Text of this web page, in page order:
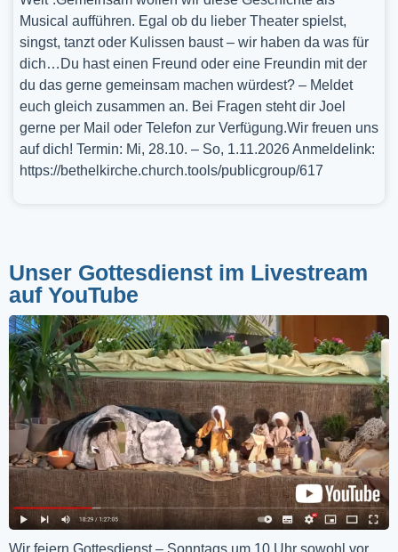
Musical aufführen. Egal ob du lieber Theater spielst,
singst, tanzt oder Kulissen baust – wir haben da was für
dich…Du hast einen Freund oder eine Freundin mit der
du das gerne gemeinsam machen würdest? – Meldet
euch gleich zusammen an. Bei Fragen steht dir Joel
gerne per Mail oder Telefon zur Verfügung.Wir freuen uns
auf dich! Termin: Mi, 28.10. – So, 1.11.2026 Anmeldelink:
https://bethelkirche.church.tools/publicgroup/617
Unser Gottesdienst im Livestream
auf YouTube
Wir feiern Gottesdienst – Sonntags um 10 Uhr sowohl vor